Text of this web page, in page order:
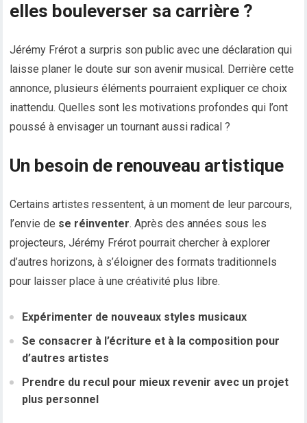
elles bouleverser sa carrière ?
Jérémy Frérot a surpris son public avec une déclaration qui
laisse planer le doute sur son avenir musical. Derrière cette
annonce, plusieurs éléments pourraient expliquer ce choix
inattendu. Quelles sont les motivations profondes qui l’ont
poussé à envisager un tournant aussi radical ?
Un besoin de renouveau artistique
Certains artistes ressentent, à un moment de leur parcours,
l’envie de se réinventer. Après des années sous les
projecteurs, Jérémy Frérot pourrait chercher à explorer
d’autres horizons, à s’éloigner des formats traditionnels
pour laisser place à une créativité plus libre.
Expérimenter de nouveaux styles musicaux
Se consacrer à l’écriture et à la composition pour
d’autres artistes
Prendre du recul pour mieux revenir avec un projet
plus personnel